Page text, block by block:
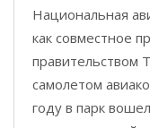
Национальная
как совместное
правительством
самолетом
году в парк